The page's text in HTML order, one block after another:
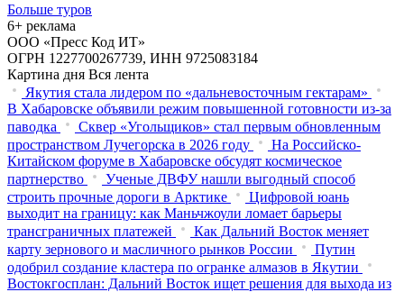
Больше туров
6+ реклама
ООО «Пресс Код ИТ»
ОГРН 1227700267739, ИНН 9725083184
Картина дня Вся лента
Якутия стала лидером по «дальневосточным гектарам»
В Хабаровске объявили режим повышенной готовности из‑за
паводка
Сквер «Угольщиков» стал первым обновленным
пространством Лучегорска в 2026 году
На Российско-
Китайском форуме в Хабаровске обсудят космическое
партнерство
Ученые ДВФУ нашли выгодный способ
строить прочные дороги в Арктике
Цифровой юань
выходит на границу: как Маньчжоули ломает барьеры
трансграничных платежей
Как Дальний Восток меняет
карту зернового и масличного рынков России
Путин
одобрил создание кластера по огранке алмазов в Якутии
Востокгосплан: Дальний Восток ищет решения для выхода из